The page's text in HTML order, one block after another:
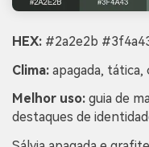
HEX: #2a2e2b
Clima: apagada, tática,
Melhor uso: guia de
destaques de